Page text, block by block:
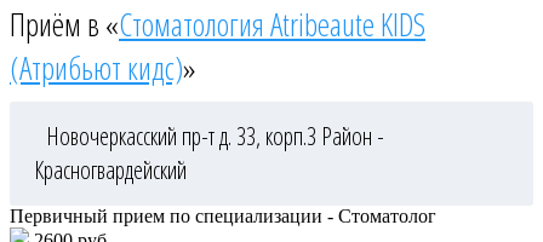
Приём в «Стоматология Atribeaute KIDS
(Атрибьют кидс)»
Новочеркасский пр-т д. 33, корп.3 Район -
Красногвардейский
Первичный прием по специализации - Стоматолог